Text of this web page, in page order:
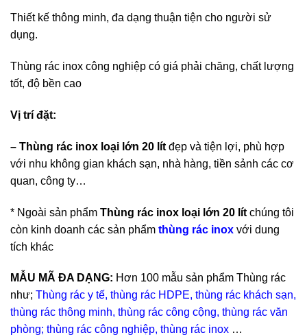
Thiết kế thông minh, đa dạng thuận tiện cho người sử
dụng.
Thùng rác inox công nghiệp có giá phải chăng, chất lượng
tốt, độ bền cao
Vị trí đặt:
– Thùng rác inox loại lớn 20 lít đẹp và tiện lợi, phù hợp
với nhu không gian khách sạn, nhà hàng, tiền sảnh các cơ
quan, công ty…
* Ngoài sản phẩm Thùng rác inox loại lớn 20 lít chúng tôi
còn kinh doanh các sản phẩm thùng rác inox với dung
tích khác
MẪU MÃ ĐA DẠNG: Hơn 100 mẫu sản phẩm Thùng rác
như; Thùng rác y tế, thùng rác HDPE, thùng rác khách sạn,
thùng rác thông minh, thùng rác công cộng, thùng rác văn
phòng; thùng rác công nghiệp, thùng rác inox …